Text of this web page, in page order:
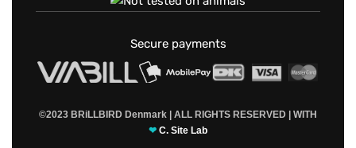
Secure payments
©2023 BRiLLBIRD Denmark | ALL RIGHTS RESERVED | WITH
❤ C. Site Lab